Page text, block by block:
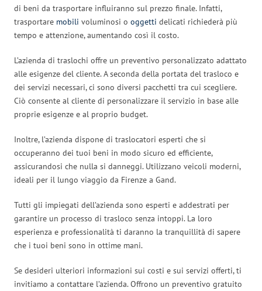
di beni da trasportare influiranno sul prezzo finale. Infatti,
trasportare mobili voluminosi o oggetti delicati richiederà più
tempo e attenzione, aumentando così il costo.
L’azienda di traslochi offre un preventivo personalizzato adattato
alle esigenze del cliente. A seconda della portata del trasloco e
dei servizi necessari, ci sono diversi pacchetti tra cui scegliere.
Ciò consente al cliente di personalizzare il servizio in base alle
proprie esigenze e al proprio budget.
Inoltre, l’azienda dispone di traslocatori esperti che si
occuperanno dei tuoi beni in modo sicuro ed efficiente,
assicurandosi che nulla si danneggi. Utilizzano veicoli moderni,
ideali per il lungo viaggio da Firenze a Gand.
Tutti gli impiegati dell’azienda sono esperti e addestrati per
garantire un processo di trasloco senza intoppi. La loro
esperienza e professionalità ti daranno la tranquillità di sapere
che i tuoi beni sono in ottime mani.
Se desideri ulteriori informazioni sui costi e sui servizi offerti, ti
invitiamo a contattare l’azienda. Offrono un preventivo gratuito